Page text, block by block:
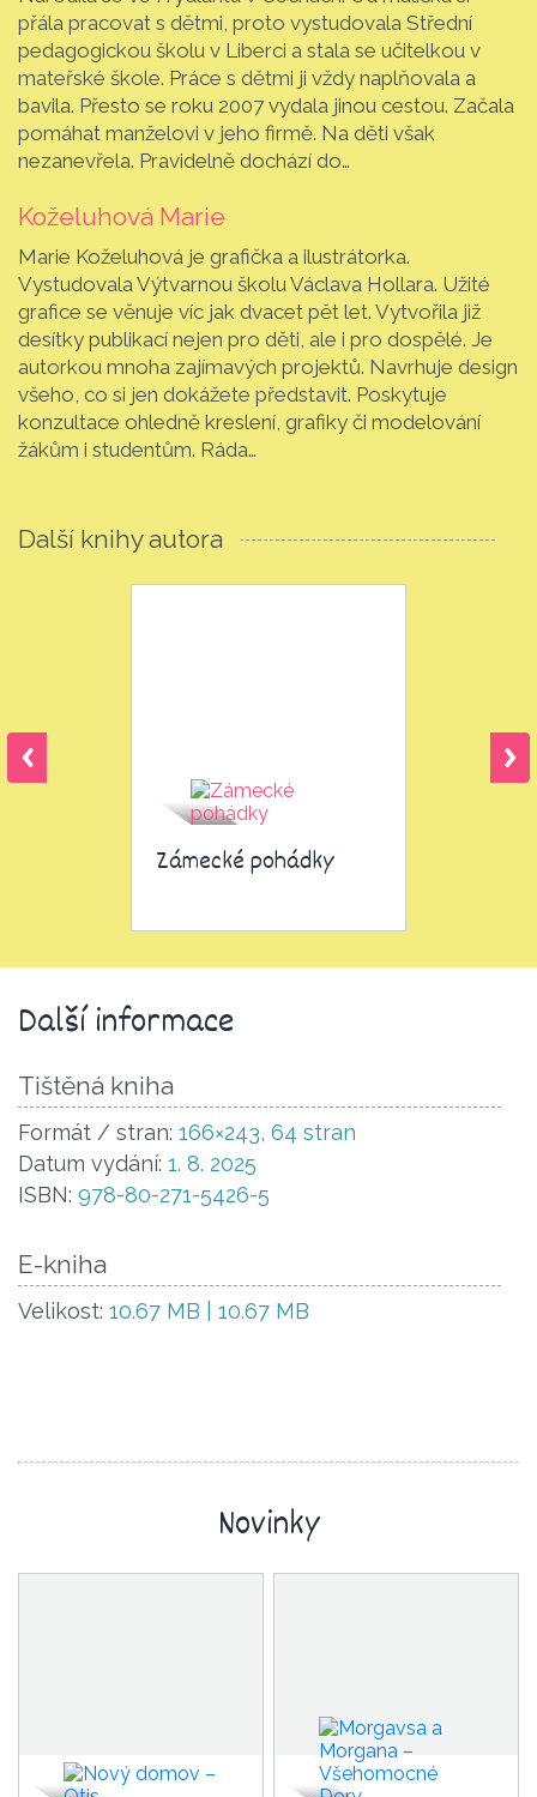
přála pracovat s dětmi, proto vystudovala Střední
pedagogickou školu v Liberci a stala se učitelkou v
mateřské škole. Práce s dětmi ji vždy naplňovala a
bavila. Přesto se roku 2007 vydala jinou cestou. Začala
pomáhat manželovi v jeho firmě. Na děti však
nezanevřela. Pravidelně dochází do…
Koželuhová Marie
Marie Koželuhová je grafička a ilustrátorka.
Vystudovala Výtvarnou školu Václava Hollara. Užité
grafice se věnuje víc jak dvacet pět let. Vytvořila již
desítky publikací nejen pro děti, ale i pro dospělé. Je
autorkou mnoha zajímavých projektů. Navrhuje design
všeho, co si jen dokážete představit. Poskytuje
konzultace ohledně kreslení, grafiky či modelování
žákům i studentům. Ráda…
Další knihy autora
Zámecké pohádky
Další informace
Tištěná kniha
Formát / stran: 166×243, 64 stran
Datum vydání: 1. 8. 2025
ISBN: 978-80-271-5426-5
E-kniha
Velikost: 10.67 MB | 10.67 MB
Novinky